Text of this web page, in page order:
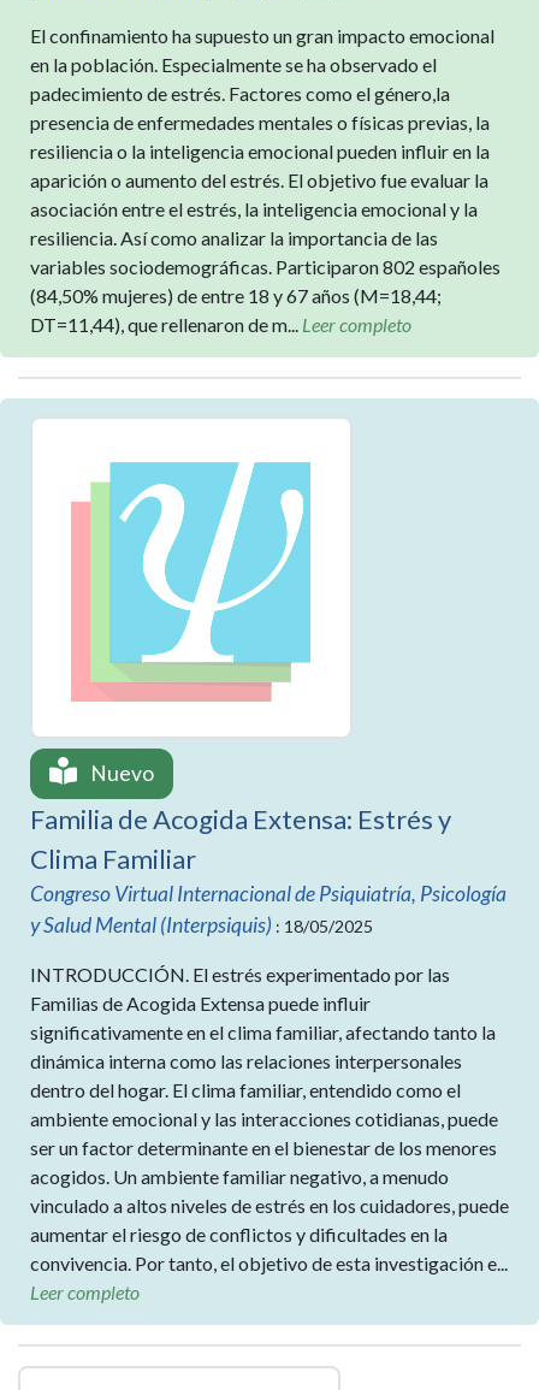
El confinamiento ha supuesto un gran impacto emocional
en la población. Especialmente se ha observado el
padecimiento de estrés. Factores como el género,la
presencia de enfermedades mentales o físicas previas, la
resiliencia o la inteligencia emocional pueden influir en la
aparición o aumento del estrés. El objetivo fue evaluar la
asociación entre el estrés, la inteligencia emocional y la
resiliencia. Así como analizar la importancia de las
variables sociodemográficas. Participaron 802 españoles
(84,50% mujeres) de entre 18 y 67 años (M=18,44;
DT=11,44), que rellenaron de m... Leer completo
Nuevo
Familia de Acogida Extensa: Estrés y
Clima Familiar
Congreso Virtual Internacional de Psiquiatría, Psicología
y Salud Mental (Interpsiquis) : 18/05/2025
INTRODUCCIÓN. El estrés experimentado por las
Familias de Acogida Extensa puede influir
significativamente en el clima familiar, afectando tanto la
dinámica interna como las relaciones interpersonales
dentro del hogar. El clima familiar, entendido como el
ambiente emocional y las interacciones cotidianas, puede
ser un factor determinante en el bienestar de los menores
acogidos. Un ambiente familiar negativo, a menudo
vinculado a altos niveles de estrés en los cuidadores, puede
aumentar el riesgo de conflictos y dificultades en la
convivencia. Por tanto, el objetivo de esta investigación e...
Leer completo